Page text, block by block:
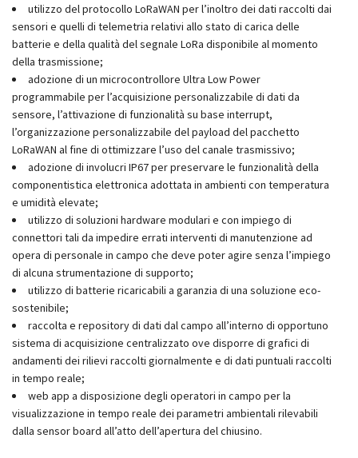
utilizzo del protocollo LoRaWAN per l’inoltro dei dati raccolti dai
sensori e quelli di telemetria relativi allo stato di carica delle
batterie e della qualità del segnale LoRa disponibile al momento
della trasmissione;
adozione di un microcontrollore Ultra Low Power
programmabile per l’acquisizione personalizzabile di dati da
sensore, l’attivazione di funzionalità su base interrupt,
l’organizzazione personalizzabile del payload del pacchetto
LoRaWAN al fine di ottimizzare l’uso del canale trasmissivo;
adozione di involucri IP67 per preservare le funzionalità della
componentistica elettronica adottata in ambienti con temperatura
e umidità elevate;
utilizzo di soluzioni hardware modulari e con impiego di
connettori tali da impedire errati interventi di manutenzione ad
opera di personale in campo che deve poter agire senza l’impiego
di alcuna strumentazione di supporto;
utilizzo di batterie ricaricabili a garanzia di una soluzione eco-
sostenibile;
raccolta e repository di dati dal campo all’interno di opportuno
sistema di acquisizione centralizzato ove disporre di grafici di
andamenti dei rilievi raccolti giornalmente e di dati puntuali raccolti
in tempo reale;
web app a disposizione degli operatori in campo per la
visualizzazione in tempo reale dei parametri ambientali rilevabili
dalla sensor board all’atto dell’apertura del chiusino.